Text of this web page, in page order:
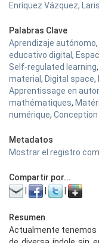
Enríquez Vázquez,
Palabras Clave
Aprendizaje autónomo,
educativo digital ,
Self-regulated learning,
material , Digital space,
Apprentissage en
mathématiques,
numérique,
Metadatos
Mostrar el registro
Compartir por...
Resumen
Actualmente tenemos